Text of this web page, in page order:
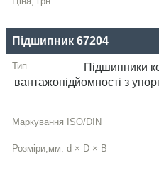
Підшипник 67204
Підшипники
вантажопідйомності з